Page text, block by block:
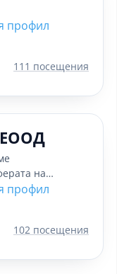
профил
111 посещения
на
добър и
профил
102 посещения